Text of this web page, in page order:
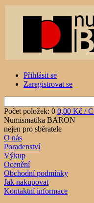
Přihlásit se
Zaregistrovat se
Počet položek: 0 0,00 Kč /
Numismatika BARON
nejen pro sběratele
O nás
Poradenství
Výkup
Ocenění
Obchodní podmínky
Jak nakupovat
Kontaktní informace